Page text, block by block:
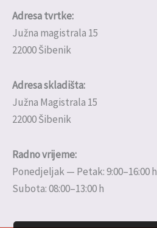
Adresa tvrtke:
Južna magistrala 15
22000 Šibenik
Adresa skladišta:
Južna Magistrala 15
22000 Šibenik
Radno vrijeme:
Ponedjeljak — Petak: 9:00–16:00 h
Subota: 08:00–13:00 h